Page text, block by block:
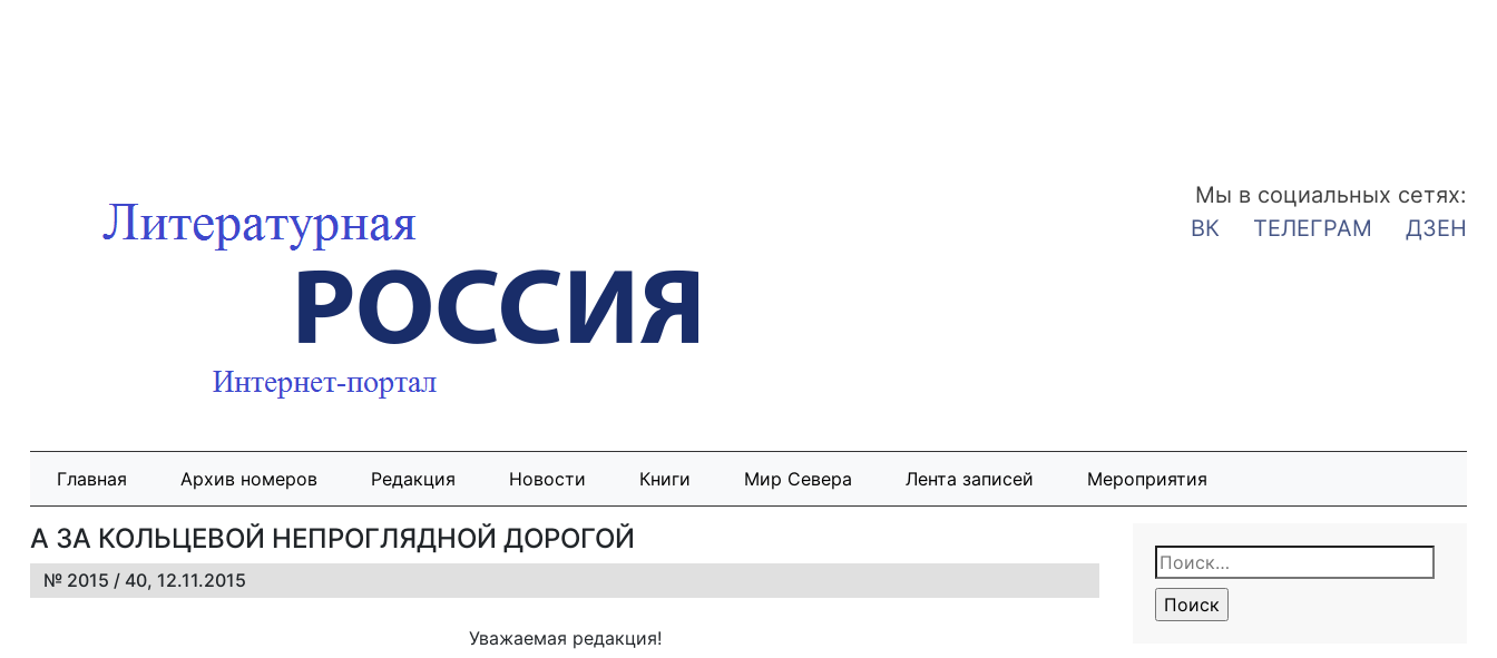
Мы в социальных сетях:
ВК
ТЕЛЕГРАМ ДЗЕН
Главная Архив номеров Редакция Новости Книги Мир Севера Лента записей Мероприятия
А ЗА КОЛЬЦЕВОЙ НЕПРОГЛЯДНОЙ ДОРОГОЙ
№ 2015 / 40, 12.11.2015
Уважаемая редакция!
Найти: